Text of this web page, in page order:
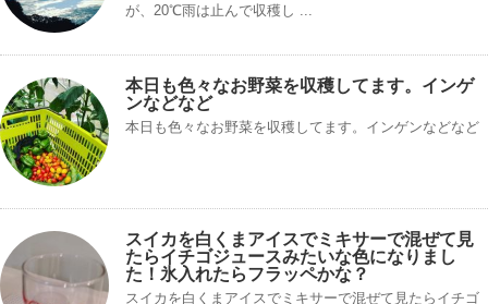
が、20℃雨は止んで収穫し ...
本日も色々なお野菜を収穫してます。インゲ
ンなどなど
本日も色々なお野菜を収穫してます。インゲンなどなど
スイカを白くまアイスでミキサーで混ぜて見
たらイチゴジュースみたいな色になりまし
た！氷入れたらフラッペかな？
スイカを白くまアイスでミキサーで混ぜて見たらイチゴ